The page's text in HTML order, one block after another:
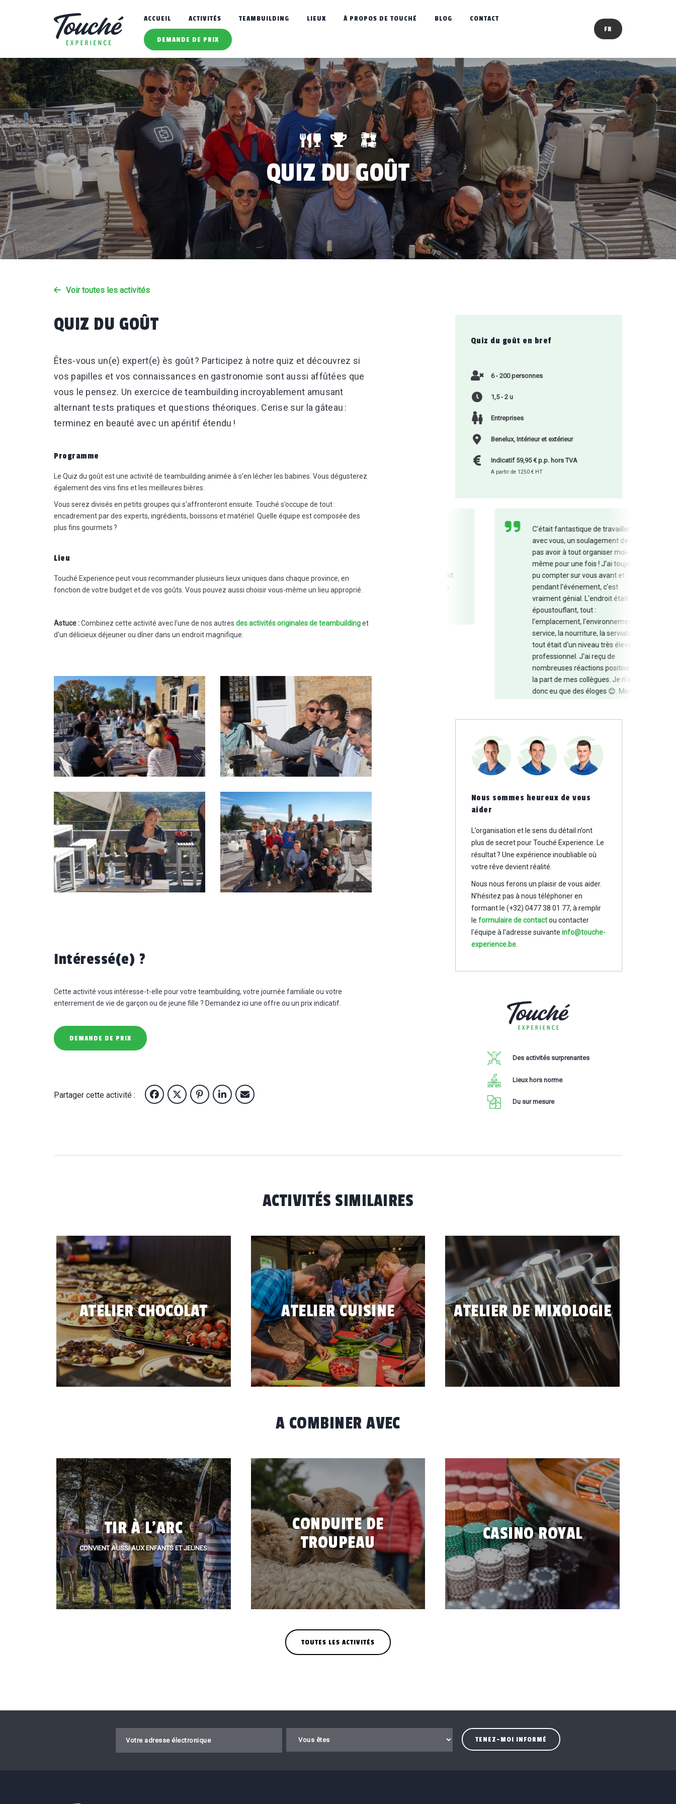
ACCUEIL ACTIVITÉS TEAMBUILDING LIEUX À PROPOS DE TOUCHÉ BLOG CONTACT
DEMANDE DE PRIX
FR
QUIZ DU GOÛT
Voir toutes les activités
QUIZ DU GOÛT
Êtes-vous un(e) expert(e) ès goût ? Participez à notre quiz et découvrez si
vos papilles et vos connaissances en gastronomie sont aussi affûtées que
vous le pensez. Un exercice de teambuilding incroyablement amusant
alternant tests pratiques et questions théoriques. Cerise sur la gâteau :
terminez en beauté avec un apéritif étendu !
Programme
Le Quiz du goût est une activité de teambuilding animée à s’en lécher les babines. Vous dégusterez
également des vins fins et les meilleures bières.
Vous serez divisés en petits groupes qui s'affronteront ensuite. Touché s’occupe de tout :
encadrement par des experts, ingrédients, boissons et matériel. Quelle équipe est composée des
plus fins gourmets ?
Lieu
Touché Experience peut vous recommander plusieurs lieux uniques dans chaque province, en
fonction de votre budget et de vos goûts. Vous pouvez aussi choisir vous-même un lieu approprié.
Astuce :Combinez cette activité avec l'une de nos autres des activités originales de teambuildinget
d'un délicieux déjeuner ou dîner dans un endroit magnifique.
Intéressé(e) ?
Cette activité vous intéresse-t-elle pour votre teambuilding, votre journée familiale ou votre
enterrement de vie de garçon ou de jeune fille ? Demandez ici une offre ou un prix indicatif.
DEMANDE DE PRIX
Partager cette activité :
Quiz du goût en bref
6 - 200 personnes
1,5 - 2 u
Entreprises
Benelux, Intérieur et extérieur
Indicatif 59,95 € p.p. hors TVA
A partir de 1250 € HT
commentaires positifs sur les
Highland Games !
excellent atelier ! Notre client était
très satisfait ! À la prochaine fois
C'était fantastique de travailler
avec vous, un soulagement de ne
pas avoir à tout organiser moi-
même pour une fois ! J'ai toujours
pu compter sur vous avant et
pendant l'événement, c'est
vraiment génial. L'endroit était
époustouflant, tout :
l'emplacement, l'environnement, le
service, la nourriture, la serviabilité :
tout était d'un niveau très élevé et
professionnel. J'ai reçu de
nombreuses réactions positives de
la part de mes collègues. Je n'ai
donc eu que des éloges 😊. Merci
entendre dans un avenir proche !
Liesbeth Schotsmans - Innocom
aider
L’organisation et le sens du détail n’ont
plus de secret pour Touché Experience. Le
résultat ? Uneexpérience inoubliable où
votre rêve devient réalité.
N’hésitez pas à nous téléphoner en
l'équipe à l'adresse suivante
info@touche-
experience.be .
Lieux hors norme
ACTIVITÉS SIMILAIRES
ATELIER CHOCOLAT ATELIER CUISINE ATELIER DE MIXOLOGIE
A COMBINER AVEC
TIR À L'ARC
CONVIENT AUSSI AUX ENFANTS ET JEUNES
CONDUITE DE
TROUPEAU
CASINO ROYAL